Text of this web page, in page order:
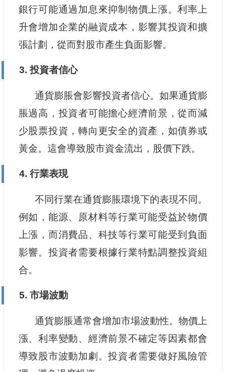
銀行可能通過加息來抑制物價上漲。利率上
升會增加企業的融資成本，影響其投資和擴
張計劃，從而對股市產生負面影響。
3. 投資者信心
通貨膨脹會影響投資者信心。如果通貨膨
脹過高，投資者可能擔心經濟前景，從而減
少股票投資，轉向更安全的資產，如債券或
黃金。這會導致股市資金流出，股價下跌。
4. 行業表現
不同行業在通貨膨脹環境下的表現不同。
例如，能源、原材料等行業可能受益於物價
上漲，而消費品、科技等行業可能受到負面
影響。投資者需要根據行業特點調整投資組
合。
5. 市場波動
通貨膨脹通常會增加市場波動性。物價上
漲、利率變動、經濟前景不確定等因素都會
導致股市波動加劇。投資者需要做好風險管